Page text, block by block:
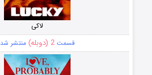
لاکی
قسمت2 (دوبله) منتشر شد